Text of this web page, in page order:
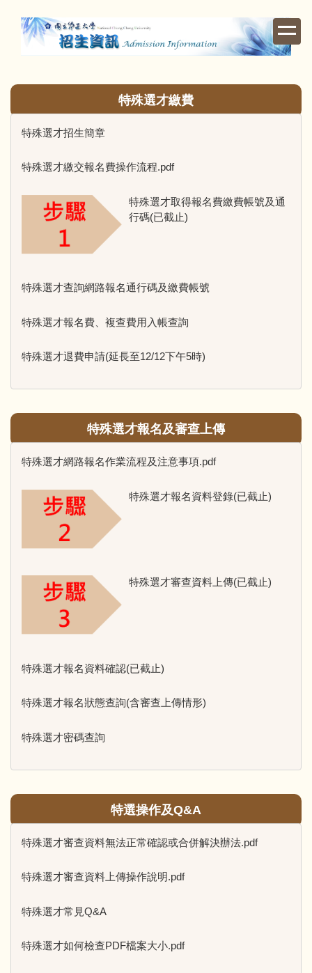
容
區
特殊選才繳費
特殊選才招生簡章
特殊選才繳交報名費操作流程.pdf
特殊選才取得報名費繳費帳號及通
行碼(已截止)
特殊選才查詢網路報名通行碼及繳費帳號
特殊選才報名費、複查費用入帳查詢
特殊選才退費申請(延長至12/12下午5時)
特殊選才報名及審查上傳
特殊選才網路報名作業流程及注意事項.pdf
特殊選才報名資料登錄(已截止)
特殊選才審查資料上傳(已截止)
特殊選才報名資料確認(已截止)
特殊選才報名狀態查詢(含審查上傳情形)
特殊選才密碼查詢
特選操作及Q&A
特殊選才審查資料無法正常確認或合併解決辦法.pdf
特殊選才審查資料上傳操作說明.pdf
特殊選才常見Q&A
特殊選才如何檢查PDF檔案大小.pdf